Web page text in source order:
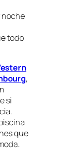
noche
todo
,
si
que